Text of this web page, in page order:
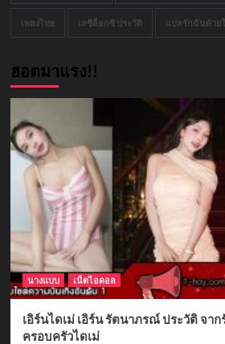
เพลงไทย เลซีล็อกซี ประวัติ แปลรักฉันด้วยใ
ฮอตมาแรง!!
นางแบบ เน็ตไอดอล
เอิร์นไดเม่ เอิร์น รัตนาภรณ์ ประวัติ จาก
ครอบครัวไดเม่